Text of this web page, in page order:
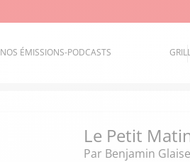
NOS ÉMISSIONS-PODCASTS
Le Petit
Par Benjamin Glaise